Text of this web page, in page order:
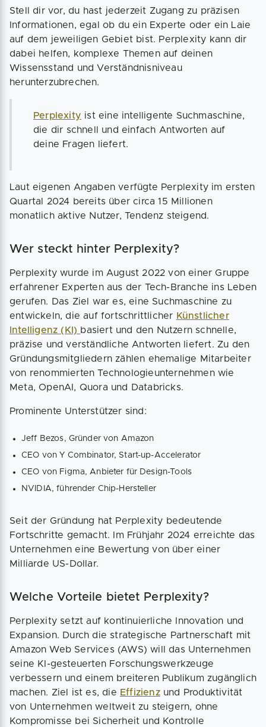
Stell dir vor, du hast jederzeit Zugang zu präzisen
Informationen, egal ob du ein Experte oder ein Laie
auf dem jeweiligen Gebiet bist. Perplexity kann dir
dabei helfen, komplexe Themen auf deinen
Wissensstand und Verständnisniveau
herunterzubrechen.
Perplexity ist eine intelligente Suchmaschine,
die dir schnell und einfach Antworten auf
deine Fragen liefert.
Laut eigenen Angaben verfügte Perplexity im ersten
Quartal 2024 bereits über circa 15 Millionen
monatlich aktive Nutzer, Tendenz steigend.
Wer steckt hinter Perplexity?
Perplexity wurde im August 2022 von einer Gruppe
erfahrener Experten aus der Tech-Branche ins Leben
gerufen. Das Ziel war es, eine Suchmaschine zu
entwickeln, die auf fortschrittlicher Künstlicher
Intelligenz (KI) basiert und den Nutzern schnelle,
präzise und verständliche Antworten liefert. Zu den
Gründungsmitgliedern zählen ehemalige Mitarbeiter
von renommierten Technologieunternehmen wie
Meta, OpenAI, Quora und Databricks.
Prominente Unterstützer sind:
Jeff Bezos, Gründer von Amazon
CEO von Y Combinator, Start-up-Accelerator
CEO von Figma, Anbieter für Design-Tools
NVIDIA, führender Chip-Hersteller
Seit der Gründung hat Perplexity bedeutende
Fortschritte gemacht. Im Frühjahr 2024 erreichte das
Unternehmen eine Bewertung von über einer
Milliarde US-Dollar.
Welche Vorteile bietet Perplexity?
Perplexity setzt auf kontinuierliche Innovation und
Expansion. Durch die strategische Partnerschaft mit
Amazon Web Services (AWS) will das Unternehmen
seine KI-gesteuerten Forschungswerkzeuge
verbessern und einem breiteren Publikum zugänglich
machen. Ziel ist es, die Effizienzund Produktivität
von Unternehmen weltweit zu steigern, ohne
Kompromisse bei Sicherheit und Kontrolle